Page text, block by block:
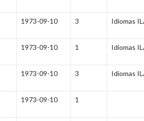
1973-09-10 3 Idiomas
1973-09-10 1 Idiomas
1973-09-10 3 Idiomas
1973-09-10 1